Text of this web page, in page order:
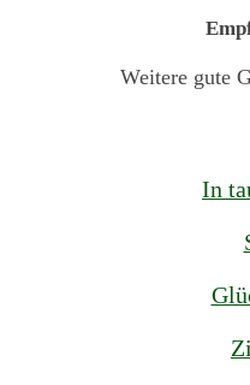
Weitere gute
In